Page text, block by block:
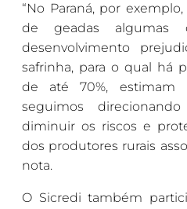
“No Paraná, por
de geadas algumas
desenvolvimento
safrinha, para o qual há
de até 70%, estimam
seguimos
diminuir os riscos e
dos produtores rurais
nota.
O Sicredi também